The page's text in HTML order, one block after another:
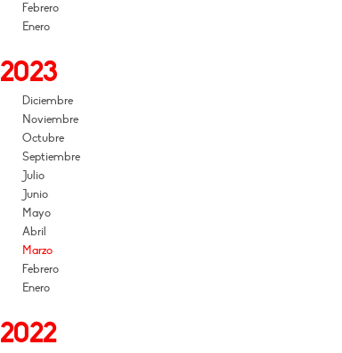
Febrero
Enero
2023
Diciembre
Noviembre
Octubre
Septiembre
Julio
Junio
Mayo
Abril
Marzo
Febrero
Enero
2022